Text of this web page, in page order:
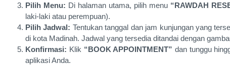
Pilih Menu: Di halaman utama, pilih menu “RAWDAH
laki-laki atau perempuan).
Pilih Jadwal: Tentukan tanggal dan jam kunjungan yang
di kota Madinah. Jadwal yang tersedia ditandai dengan
Konfirmasi: Klik “BOOK APPOINTMENT” dan tunggu
aplikasi Anda.